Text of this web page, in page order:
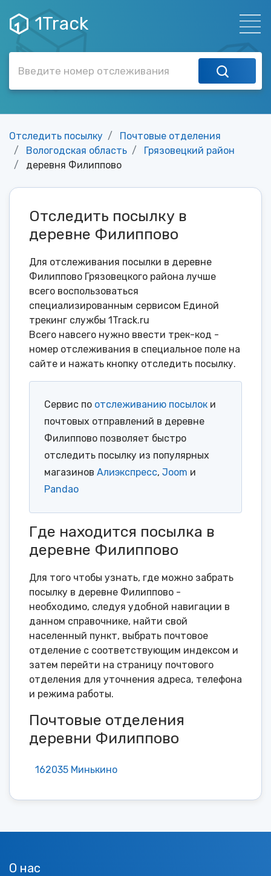
1Track
Отследить посылку
Почтовые отделения
Вологодская область
Грязовецкий район
деревня Филиппово
Отследить посылку в
деревне Филиппово
Для отслеживания посылки в деревне
Филиппово Грязовецкого района лучше
всего воспользоваться
специализированным сервисом Единой
трекинг службы 1Track.ru
Всего навсего нужно ввести трек-код -
номер отслеживания в специальное поле на
сайте и нажать кнопку отследить посылку.
Сервис по отслеживанию посылок и
почтовых отправлений в деревне
Филиппово позволяет быстро
отследить посылку из популярных
магазинов Алиэкспресс, Joom и
Pandao
Где находится посылка в
деревне Филиппово
Для того чтобы узнать, где можно забрать
посылку в деревне Филиппово -
необходимо, следуя удобной навигации в
данном справочнике, найти свой
населенный пункт, выбрать почтовое
отделение с соответствующим индексом и
затем перейти на страницу почтового
отделения для уточнения адреса, телефона
и режима работы.
Почтовые отделения
деревни Филиппово
162035 Минькино
О нас